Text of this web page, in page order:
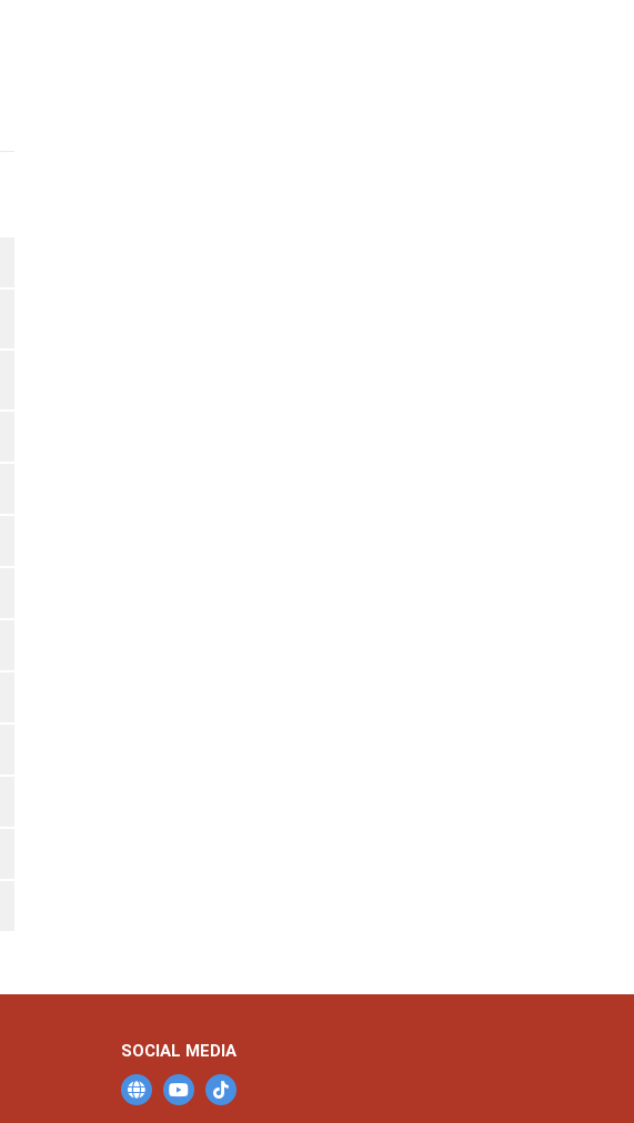
SOCIAL MEDIA